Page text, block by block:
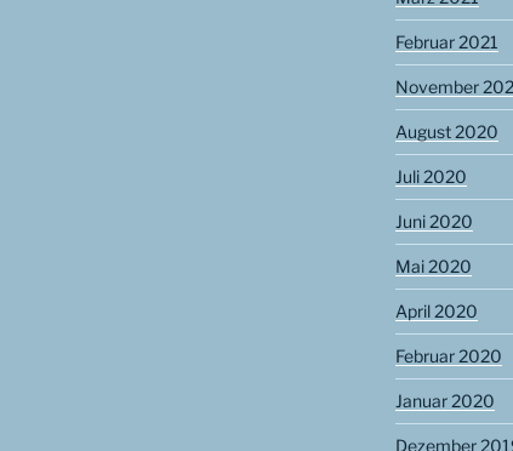
Februar 2021
November
August 2020
Juli 2020
Juni 2020
Mai 2020
April 2020
Februar 2020
Januar 2020
Dezember